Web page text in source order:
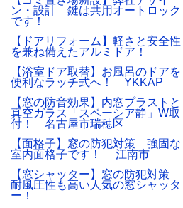
ン・設計 鍵は共用オートロック
です！
【ドアリフォーム】軽さと安全性
を兼ね備えたアルミドア！
【浴室ドア取替】お風呂のドアを
便利なラッチ式へ！ YKKAP
【窓の防音効果】内窓プラストと
真空ガラス「スペーシア静」W取
付！ 名古屋市瑞穂区
【面格子】窓の防犯対策 強固な
室内面格子です！ 江南市
【窓シャッター】窓の防犯対策
耐風圧性も高い人気の窓シャッタ
ー！